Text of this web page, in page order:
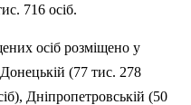
716 осіб.
осіб розміщено у
(77 тис. 278
Дніпропетровській (50